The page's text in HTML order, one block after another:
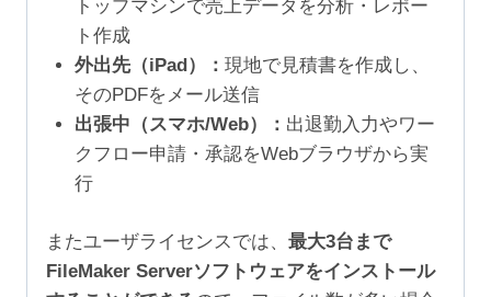
トップマシンで売上データを分析・レポー
ト作成
外出先（iPad）： 現地で見積書を作成し、
そのPDFをメール送信
出張中（スマホ/Web）： 出退勤入力やワー
クフロー申請・承認をWebブラウザから実
行
またユーザライセンスでは、 最大3台まで
FileMaker Serverソフトウェアをインストール